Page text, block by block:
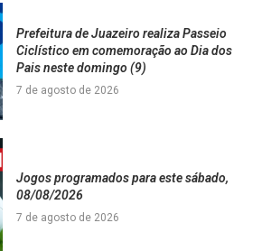
Prefeitura de Juazeiro realiza Passeio
Ciclístico em comemoração ao Dia dos
Pais neste domingo (9)
7 de agosto de 2026
Jogos programados para este sábado,
08/08/2026
7 de agosto de 2026